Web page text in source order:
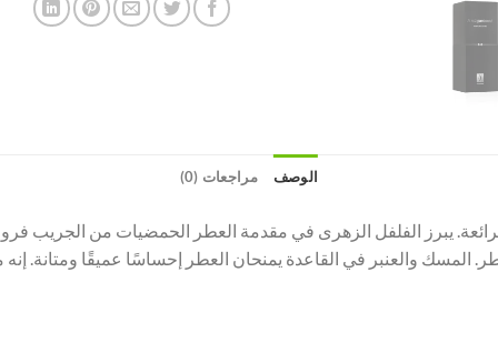
الوصف مراجعات (0)
الرائعة. يبرز الفلفل الزهرى في مقدمة العطر الحمضيات من
المسك والعنبر في القاعدة يمنحان العطر إحساسًا عميقًا ومتانة. إنه